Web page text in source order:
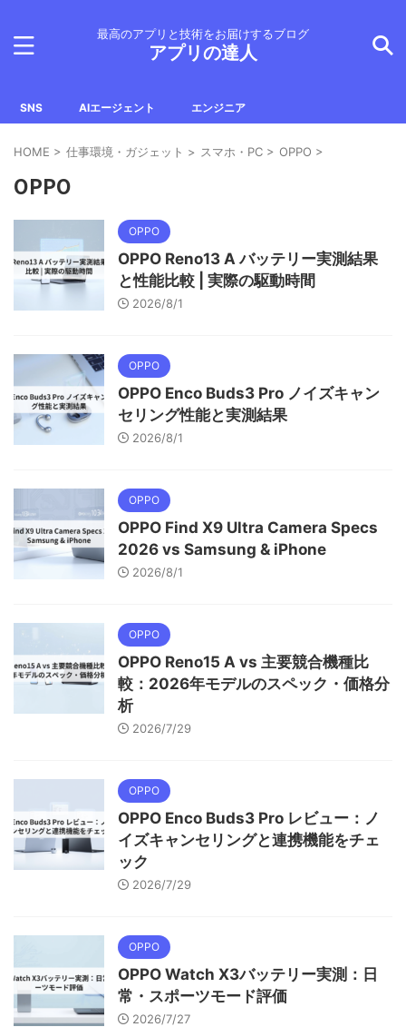
最高のアプリと技術をお届けするブログ
アプリの達人
SNS AIエージェント エンジニア
HOME > 仕事環境・ガジェット > スマホ・PC > OPPO >
OPPO
OPPO
OPPO Reno13 A バッテリー実測結果
と性能比較 | 実際の駆動時間
2026/8/1
OPPO
OPPO Enco Buds3 Pro ノイズキャン
セリング性能と実測結果
2026/8/1
OPPO
OPPO Find X9 Ultra Camera Specs
2026 vs Samsung & iPhone
2026/8/1
OPPO
OPPO Reno15 A vs 主要競合機種比
較：2026年モデルのスペック・価格分
析
2026/7/29
OPPO
OPPO Enco Buds3 Pro レビュー：ノ
イズキャンセリングと連携機能をチェ
ック
2026/7/29
OPPO
OPPO Watch X3バッテリー実測：日
常・スポーツモード評価
2026/7/27